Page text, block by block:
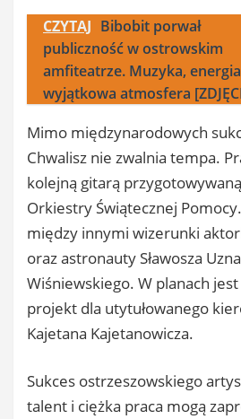
CZYTAJ Bibobit porwał
publiczność w ostrowskim
amfiteatrze. Muzyka,
wyjątkowa atmosfera
Mimo międzynarodowych
Chwalisz nie zwalnia tempa.
kolejną gitarą
Orkiestry Świątecznej
między innymi wizerunki
oraz astronauty Sławosza
Wiśniewskiego. W planach
projekt dla utytułowanego
Kajetana Kajetanowicza.
Sukces ostrzeszowskiego
talent i ciężka praca mogą